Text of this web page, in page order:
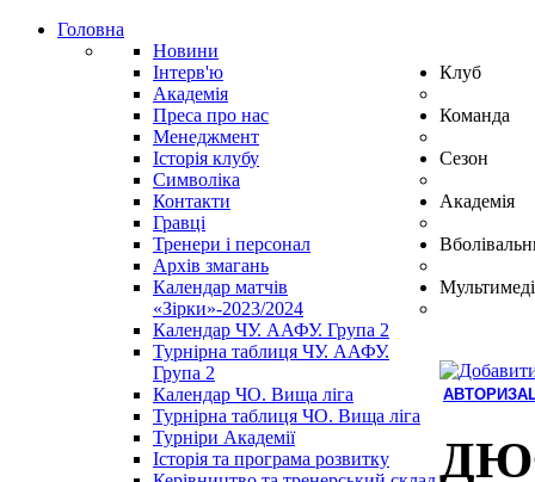
Головна
Новини
Інтерв'ю
Академія
Преса про нас
Клуб
Менеджмент
Історія клубу
Символіка
Контакти
Команда
Гравці
Тренери і персонал
Архів змагань
Сезон
Календар матчів
«Зірки»-2023/2024
Календар ЧУ. ААФУ. Група 2
Турнірна таблиця ЧУ. ААФУ.
Група 2
Календар ЧО. Вища ліга
Турнірна таблиця ЧО. Вища ліга
Академія
Турніри Академії
Історія та програма розвитку